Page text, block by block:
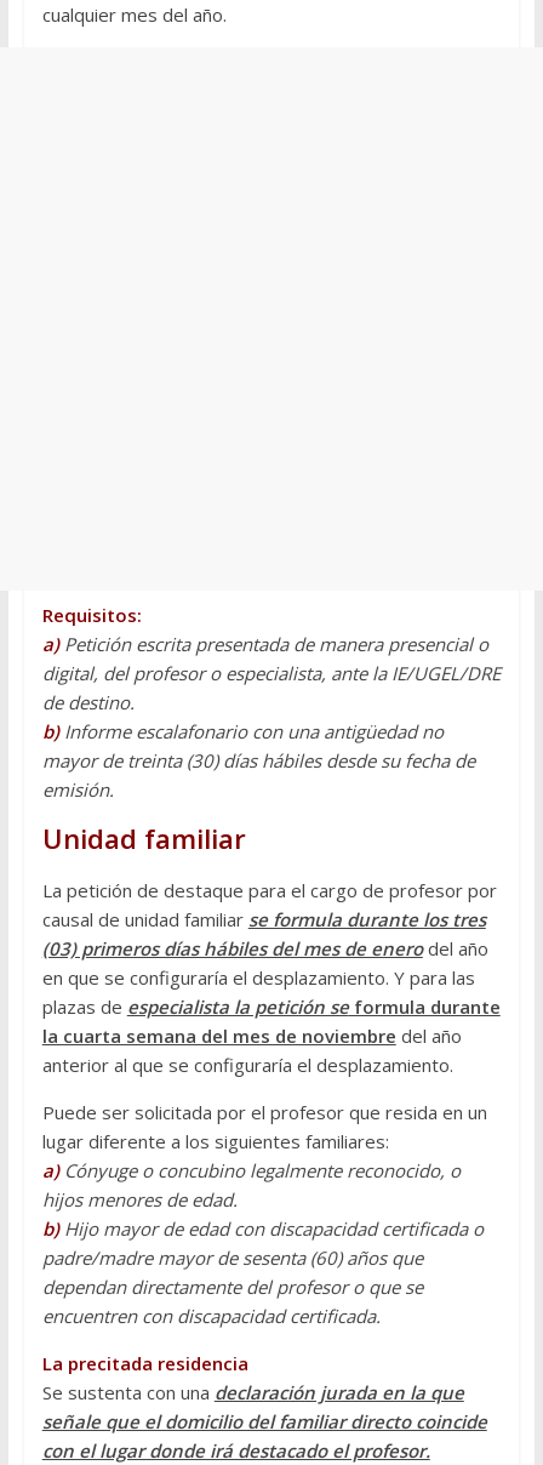
cualquier mes del año.
Requisitos:
a)Petición escrita presentada de manera presencial o
digital, del profesor o especialista, ante la IE/UGEL/DRE
de destino.
b) Informe escalafonario con una antigüedad no
mayor de treinta (30) días hábiles desde su fecha de
emisión.
Unidad familiar
La petición de destaque para el cargo de profesor por
causal de unidad familiar se formula durante los tres
(03) primeros días hábiles del mes de enerodel año
en que se configuraría el desplazamiento. Y para las
plazas de especialista la petición seformula durante
la cuarta semana del mes de noviembre del año
anterior al que se configuraría el desplazamiento.
Puede ser solicitada por el profesor que resida en un
lugar diferente a los siguientes familiares:
a) Cónyuge o concubino legalmente reconocido, o
hijos menores de edad.
b) Hijo mayor de edad con discapacidad certificada o
padre/madre mayor de sesenta (60) años que
dependan directamente del profesor o que se
encuentren con discapacidad certificada.
La precitada residencia
Se sustenta con una declaración jurada en la que
señale que el domicilio del familiar directo coincide
con el lugar donde irá destacado el profesor.